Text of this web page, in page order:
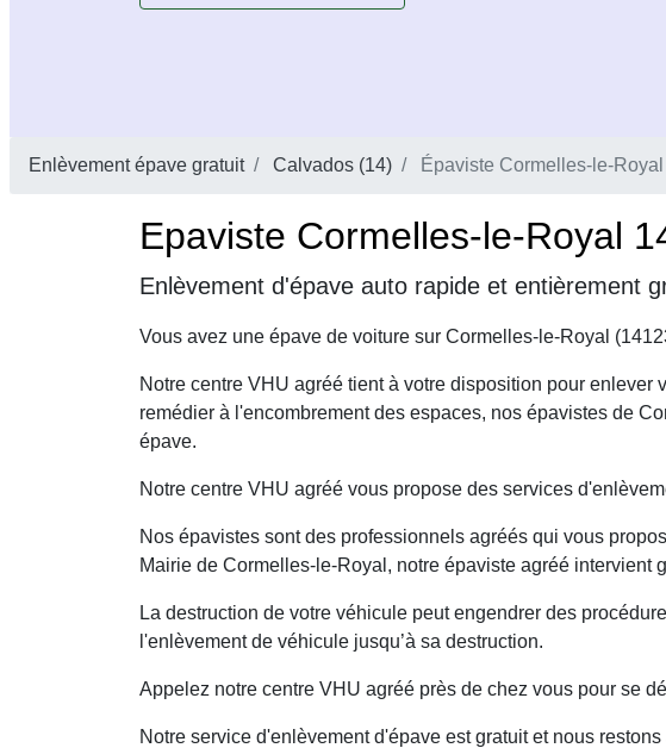
Enlèvement épave gratuit Calvados (14) Épaviste Cormelles-le-Royal
Epaviste Cormelles-le-Royal
Enlèvement d'épave auto rapide et entièrement
Vous avez une épave de voiture sur Cormelles-le-Royal
Notre centre VHU agréé tient à votre disposition pour
remédier à l'encombrement des espaces, nos épavistes de
épave.
Notre centre VHU agréé vous propose des services
Nos épavistes sont des professionnels agréés qui vous
Mairie de Cormelles-le-Royal, notre épaviste agréé intervient
La destruction de votre véhicule peut engendrer des
l'enlèvement de véhicule jusqu’à sa destruction.
Appelez notre centre VHU agréé près de chez vous pour se
Notre service d'enlèvement d'épave est gratuit et nous